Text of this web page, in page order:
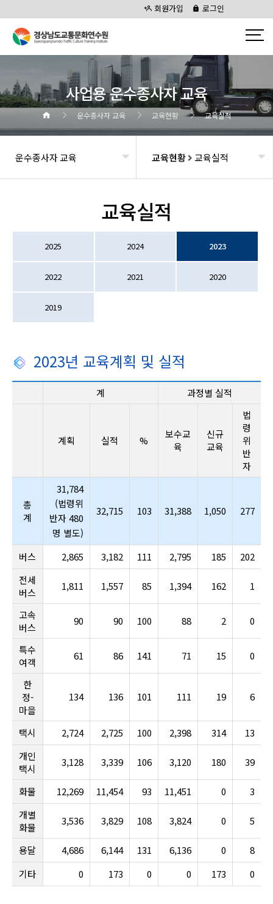
회원가입 로그인
사업용 운수종사자 교육
운수종사자 교육 교육현황 교육실적
운수종사자 교육 교육현황 교육실적
교육실적
2025 2024 2023
2022 2021 2020
2019
2023년 교육계획 및 실적
계 과정별 실적
계획 실적 %
보수교
육
신규
교육
법
령
위
반
자
총
계
31,784
(법령위
반자 480
명 별도)
32,715 103 31,388 1,050 277
버스 2,865 3,182 111 2,795 185
202
전세
버스
1,811 1,557 85 1,394 162 1
고속
버스
90 90 100 88 2 0
특수
여객
61 86 141 71 15 0
한
정-
마을
134 136 101 111 19 6
택시 2,724 2,725 100 2,398 314
13
개인
택시
3,128 3,339 106 3,120 180 39
화물 12,269 11,454 93 11,451 0
3
개별
화물
3,536 3,829 108 3,824 0 5
용달 4,686 6,144 131 6,136 0
8
기타
0 173 0 0 173 0